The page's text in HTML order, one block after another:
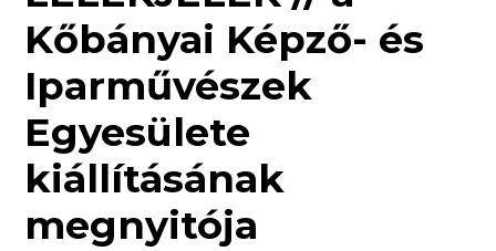
Kőbányai Képző- és
Iparművészek
Egyesülete
kiállításának
megnyitója